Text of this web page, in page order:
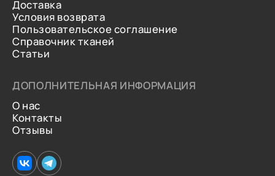
Доставка
Условия возврата
Пользовательское соглашение
Справочник тканей
Статьи
ДОПОЛНИТЕЛЬНАЯ ИНФОРМАЦИЯ
О нас
Контакты
Отзывы